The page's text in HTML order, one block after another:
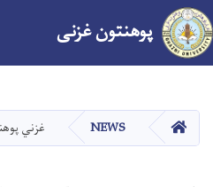
پوهنتونغزنی
صفحه اصلیNEWS غزني